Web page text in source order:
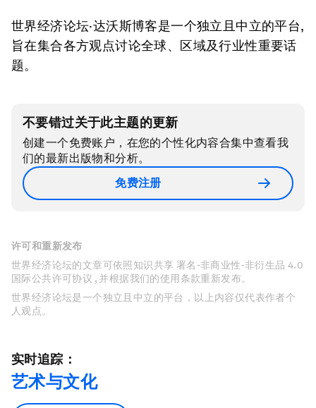
世界经济论坛·达沃斯博客是一个独立且中立的平台,
旨在集合各方观点讨论全球、区域及行业性重要话
题。
不要错过关于此主题的更新
创建一个免费账户，在您的个性化内容合集中查看我
们的最新出版物和分析。
免费注册
许可和重新发布
世界经济论坛的文章可依照知识共享 署名-非商业性-非衍生品 4.0
国际公共许可协议 , 并根据我们的使用条款重新发布。
世界经济论坛是一个独立且中立的平台，以上内容仅代表作者个
人观点。
实时追踪：
艺术与文化